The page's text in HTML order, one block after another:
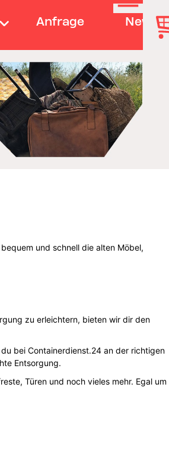
Anfrage News
und schnell die alten Möbel,
zu erleichtern, bieten wir dir den
bei Containerdienst.24 an der richtigen
Entsorgung.
Türen und noch vieles mehr. Egal um